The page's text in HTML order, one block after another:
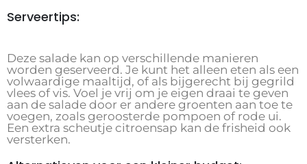
Serveertips:
Deze salade kan op verschillende manieren
worden geserveerd. Je kunt het alleen eten als een
volwaardige maaltijd, of als bijgerecht bij gegrild
vlees of vis. Voel je vrij om je eigen draai te geven
aan de salade door er andere groenten aan toe te
voegen, zoals geroosterde pompoen of rode ui.
Een extra scheutje citroensap kan de frisheid ook
versterken.